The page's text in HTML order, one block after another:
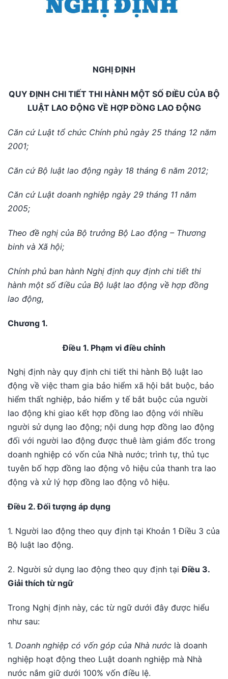
NGHỊ ĐỊNH
QUY ĐỊNH CHI TIẾT THI HÀNH MỘT SỐ ĐIỀU CỦA BỘ
LUẬT LAO ĐỘNG VỀ HỢP ĐỒNG LAO ĐỘNG
Căn cứ Luật tổ chức Chính phủ ngày 25 tháng 12 năm
2001;
Căn cứ Bộ luật lao động ngày 18 tháng 6 năm 2012;
Căn cứ Luật doanh nghiệp ngày 29 tháng 11 năm
2005;
Theo đề nghị của Bộ trưởng Bộ Lao động – Thương
binh và Xã hội;
Chính phủ ban hành Nghị định quy định chi tiết thi
hành một số điều của Bộ luật lao động về hợp đồng
lao động,
Chương 1.
Điều 1. Phạm vi điều chỉnh
Nghị định này quy định chi tiết thi hành Bộ luật lao
động về việc tham gia bảo hiểm xã hội bắt buộc, bảo
hiểm thất nghiệp, bảo hiểm y tế bắt buộc của người
lao động khi giao kết hợp đồng lao động với nhiều
người sử dụng lao động; nội dung hợp đồng lao động
đối với người lao động được thuê làm giám đốc trong
doanh nghiệp có vốn của Nhà nước; trình tự, thủ tục
tuyên bố hợp đồng lao động vô hiệu của thanh tra lao
động và xử lý hợp đồng lao động vô hiệu.
Điều 2. Đối tượng áp dụng
1. Người lao động theo quy định tại Khoản 1 Điều 3 của
Bộ luật lao động.
2. Người sử dụng lao động theo quy định tạiĐiều 3.
Giải thích từ ngữ
Trong Nghị định này, các từ ngữ dưới đây được hiểu
như sau:
1. Doanh nghiệp có vốn góp của Nhà nước là doanh
nghiệp hoạt động theo Luật doanh nghiệp mà Nhà
nước nắm giữ dưới 100% vốn điều lệ.